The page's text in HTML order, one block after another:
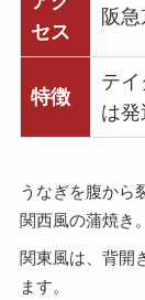
セス
阪
特徴
テ
は
うなぎを腹から
関西風の蒲焼き。
関東風は、背開
ます。